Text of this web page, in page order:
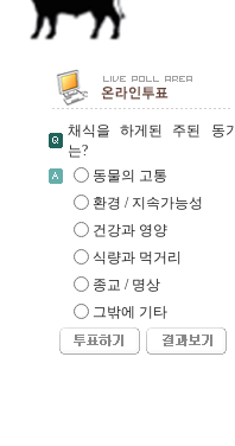
채식을 하게된 주된 동기
는?
동물의 고통
환경 / 지속가능성
건강과 영양
식량과 먹거리
종교 / 명상
그밖에 기타